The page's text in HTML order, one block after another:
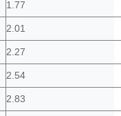
1.77
2.01
2.27
2.54
2.83